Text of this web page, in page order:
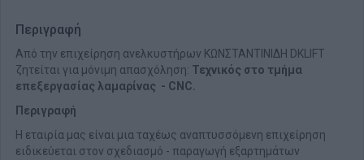
Περιγραφή
Από την επιχείρηση ανελκυστήρων ΚΩΝΣΤΑΝΤΙΝΙΔΗ DKLIFT
ζητείται για μόνιμη απασχόληση: Τεχνικός στο τμήμα
επεξεργασίας λαμαρίνας - CNC.
Περιγραφή
Η εταιρία μας είναι μια ταχέως αναπτυσσόμενη επιχείρηση
ειδικεύεται στον σχεδιασμό - παραγωγή εξαρτημάτων